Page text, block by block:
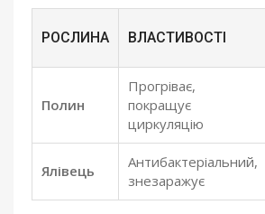
РОСЛИНА ВЛАСТИВОСТІ
Полин
Прогріває,
покращує
циркуляцію
Ялівець
Антибактеріальний,
знезаражує